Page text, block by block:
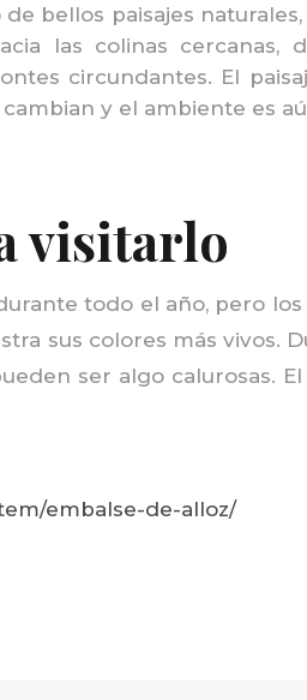
bellos paisajes
las colinas cercanas,
circundantes. El
y el ambiente es
visitarlo
todo el año, pero
sus colores más vivos.
ser algo calurosas.
embalse-de-alloz/